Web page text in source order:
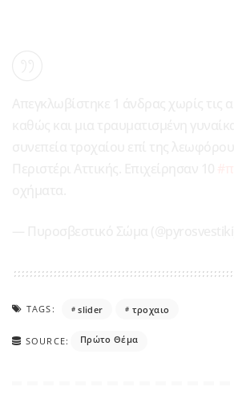
TAGS: slider τροχαιο
SOURCE: Πρώτο Θέμα